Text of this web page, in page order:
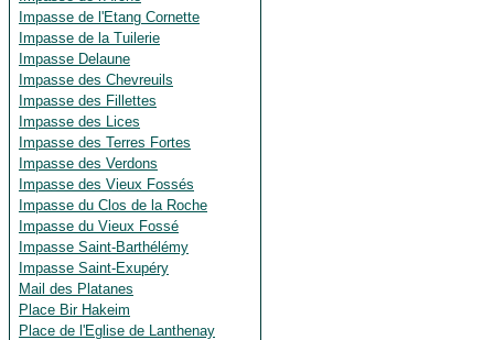
Impasse de l'Etang Cornette
Impasse de la Tuilerie
Impasse Delaune
Impasse des Chevreuils
Impasse des Fillettes
Impasse des Lices
Impasse des Terres Fortes
Impasse des Verdons
Impasse des Vieux Fossés
Impasse du Clos de la Roche
Impasse du Vieux Fossé
Impasse Saint-Barthélémy
Impasse Saint-Exupéry
Mail des Platanes
Place Bir Hakeim
Place de l'Eglise de Lanthenay